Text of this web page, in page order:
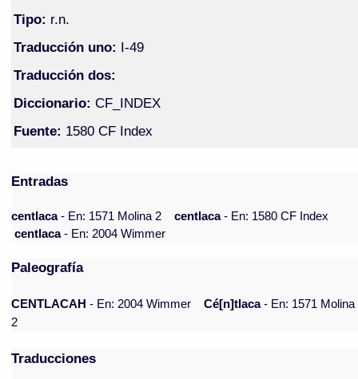
Tipo: r.n.
Traducción uno: I-49
Traducción dos:
Diccionario: CF_INDEX
Fuente: 1580 CF Index
Entradas
centlaca- En: 1571 Molina 2 centlaca- En: 1580 CF Index
centlaca- En: 2004 Wimmer
Paleografía
CENTLACAH - En: 2004 Wimmer Cé[n]tlaca- En: 1571 Molina
2
Traducciones